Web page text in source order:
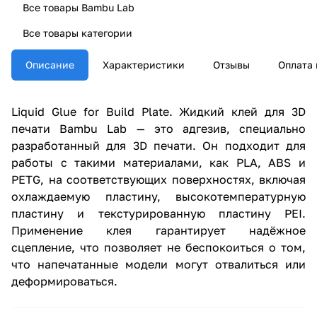
Все товары Bambu Lab
Все товары категории
Описание Характеристики Отзывы Оплата
Liquid Glue for Build Plate. Жидкий клей для 3D
печати Bambu Lab — это адгезив, специально
разработанный для 3D печати. Он подходит для
работы с такими материалами, как PLA, ABS и
PETG, на соответствующих поверхностях, включая
охлаждаемую пластину, высокотемпературную
пластину и текстурированную пластину PEI.
Применение клея гарантирует надёжное
сцепление, что позволяет не беспокоиться о том,
что напечатанные модели могут отвалиться или
деформироваться.